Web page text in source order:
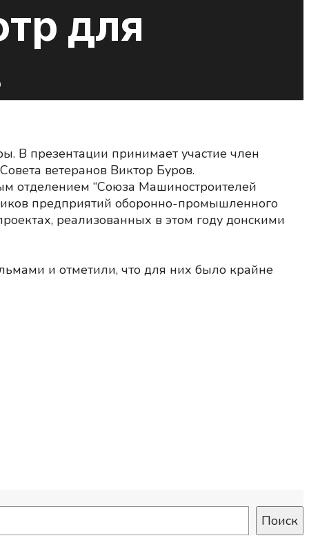
для
В презентации принимает участие член
ветеранов Виктор Буров.
отделением “Союза Машиностроителей
предприятий оборонно-промышленного
реализованных в этом году донскими
и отметили, что для них было крайне
Поиск